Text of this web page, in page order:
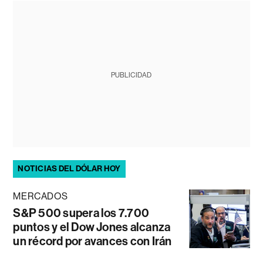
PUBLICIDAD
NOTICIAS DEL DÓLAR HOY
MERCADOS
S&P 500 supera los 7.700
puntos y el Dow Jones alcanza
un récord por avances con Irán